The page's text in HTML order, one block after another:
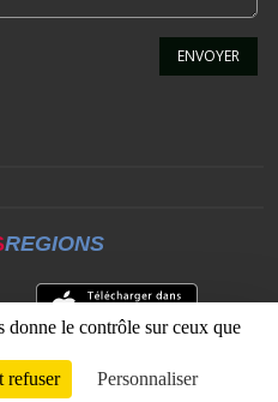
ENVOYER
REGIONS
CONNEXION
donne le contrôle sur ceux que
refuser Personnaliser